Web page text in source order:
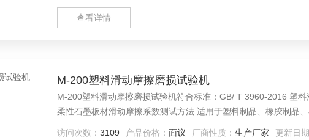
查看详情
M-200塑料滑动摩擦磨损试验机
M-200塑料滑动摩擦磨损试验机符合标准：GB/ T 3960-2016 塑料滑动摩擦磨损
柔性石墨板材滑动摩擦系数测试方法 适用于塑料制品、橡胶制品、石墨板材或其他复合材料的滑动摩擦，磨
访问次数： 3109 产品价格： 面议 厂商性质： 生产厂家 更新日期